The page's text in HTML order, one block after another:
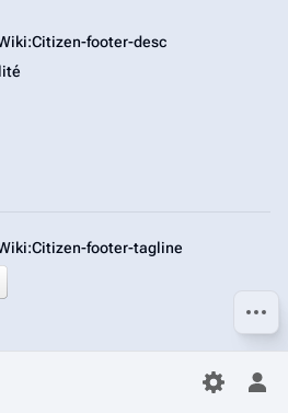
menu
footer-desc
footer-tagline